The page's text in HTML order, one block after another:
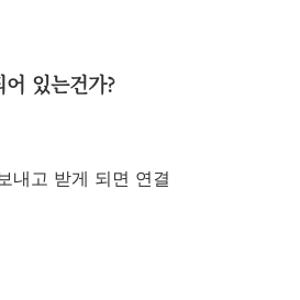
있는건가?
내고 받게 되면 연결